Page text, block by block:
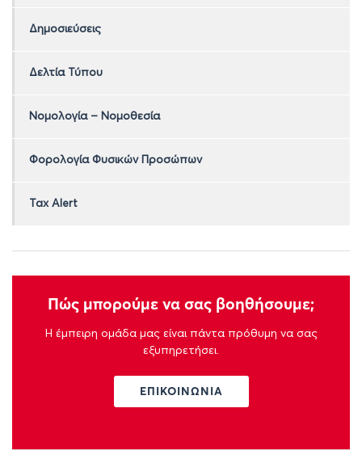
Δημοσιεύσεις
Δελτία Τύπου
Νομολογία – Νομοθεσία
Φορολογία Φυσικών Προσώπων
Tax Alert
Πώς μπορούμε να σας βοηθήσουμε;
Η έμπειρη ομάδα μας είναι πάντα πρόθυμη να σας
εξυπηρετήσει.
ΕΠΙΚΟΙΝΩΝΙΑ